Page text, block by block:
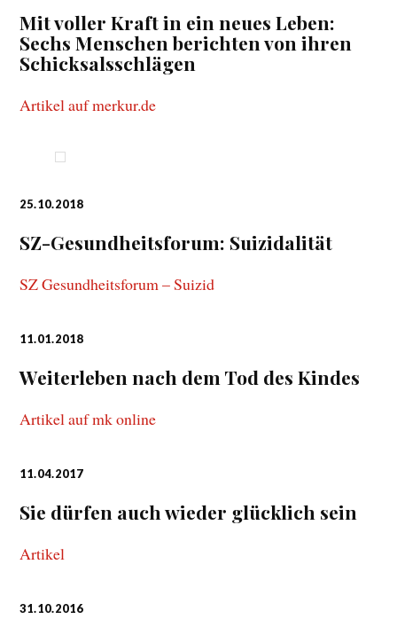
Mit voller Kraft in ein neues Leben:
Sechs Menschen berichten von ihren
Schicksalsschlägen
Artikel auf merkur.de
25.10.2018
SZ-Gesundheitsforum: Suizidalität
SZ Gesundheitsforum – Suizid
11.01.2018
Weiterleben nach dem Tod des Kindes
Artikel auf mk online
11.04.2017
Sie dürfen auch wieder glücklich sein
Artikel
31.10.2016